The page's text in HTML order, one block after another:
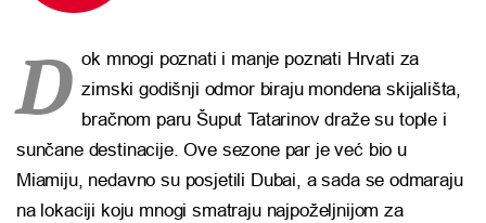
D ok mnogi poznati i manje poznati Hrvati za
zimski godišnji odmor biraju mondena skijališta,
bračnom paru Šuput Tatarinov draže su tople i
sunčane destinacije. Ove sezone par je već bio u
Miamiju, nedavno su posjetili Dubai, a sada se odmaraju
na lokaciji koju mnogi smatraju najpoželjnijom za